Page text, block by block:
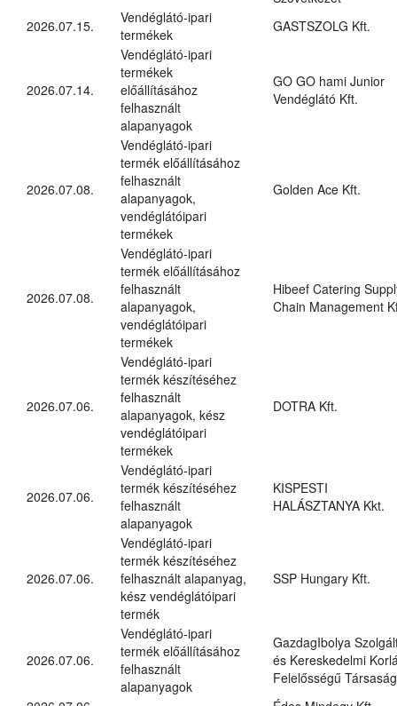
2026.07.15.
Vendéglátó-ipari
termékek
GASTSZOLG Kft.
2026.07.14.
Vendéglátó-ipari
termékek
előállításához
felhasznált
alapanyagok
GO GO hami Junior
Vendéglátó Kft.
2026.07.08.
Vendéglátó-ipari
termék előállításához
felhasznált
alapanyagok,
vendéglátóipari
termékek
Golden Ace Kft.
2026.07.08.
Vendéglátó-ipari
termék előállításához
felhasznált
alapanyagok,
vendéglátóipari
termékek
Hibeef Catering
Chain Management
2026.07.06.
Vendéglátó-ipari
termék készítéséhez
felhasznált
alapanyagok, kész
vendéglátóipari
termékek
DOTRA Kft.
2026.07.06.
Vendéglátó-ipari
termék készítéséhez
felhasznált
alapanyagok
KISPESTI
HALÁSZTANYA Kkt.
2026.07.06.
Vendéglátó-ipari
termék készítéséhez
felhasznált alapanyag,
kész vendéglátóipari
termék
SSP Hungary Kft.
2026.07.06.
Vendéglátó-ipari
termék előállításához
felhasznált
alapanyagok
GazdagIbolya
és Kereskedelmi
Felelősségű Társaság